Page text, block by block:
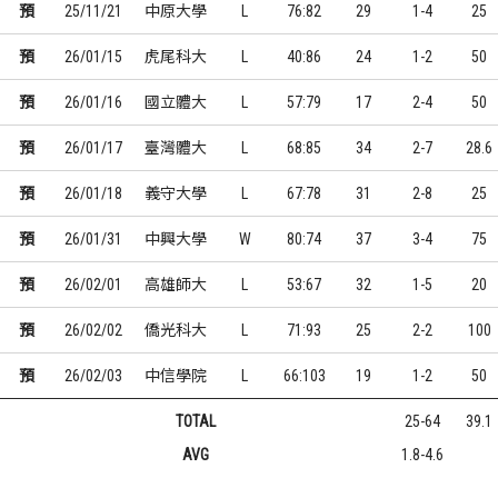
預 25/11/21 中原大學 76:82 29 1-4 25
預 26/01/15 虎尾科大 40:86 24 1-2 50
預 26/01/16 國立體大 57:79 17 2-4 50
預 26/01/17 臺灣體大 68:85 34 2-7 28.6
預 26/01/18 義守大學 67:78 31 2-8 25
預 26/01/31 中興大學 W 80:74 37 3-4 75
預 26/02/01 高雄師大 53:67 32 1-5 20
預 26/02/02 僑光科大 71:93 25 2-2 100
預 26/02/03 中信學院 66:103 19 1-2 50
TOTAL 25-64
39.1
AVG
1.8-4.6